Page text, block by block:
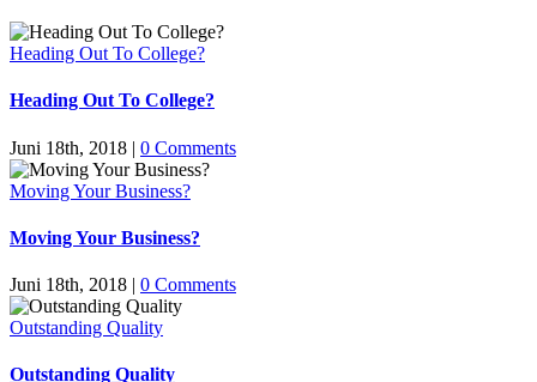
Heading Out To College?
Heading Out To College?
Juni 18th, 2018 | 0 Comments
Moving Your Business?
Moving Your Business?
Juni 18th, 2018 | 0 Comments
Outstanding Quality
Outstanding Quality